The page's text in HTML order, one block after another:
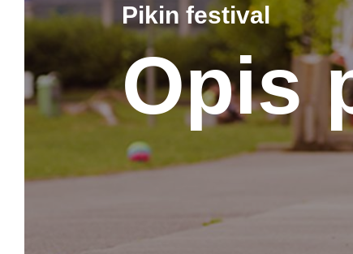
Pikin festival
Opis